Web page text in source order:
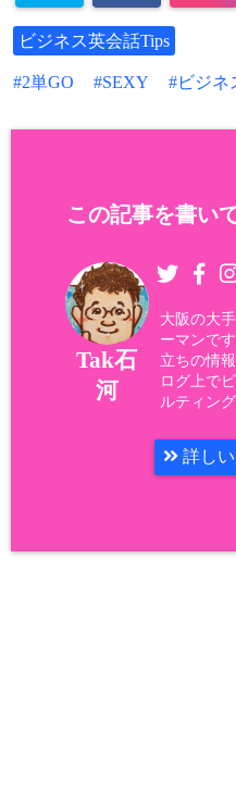
ビジネス英会話Tips
2単GO SEXY ビジネ
この記事を書い
Tak石
河
大阪の大
ーマンで
立ちの情
ログ上で
ルティン
詳しい